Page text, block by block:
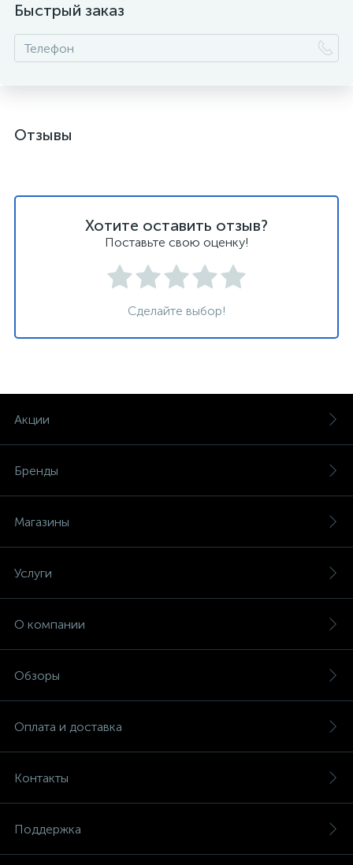
Быстрый заказ
Отзывы
Хотите оставить отзыв?
Поставьте свою оценку!
Сделайте выбор!
Акции
Бренды
Магазины
Услуги
О компании
Обзоры
Оплата и доставка
Контакты
Поддержка